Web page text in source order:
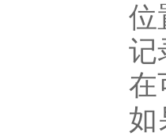
位
记
在
如